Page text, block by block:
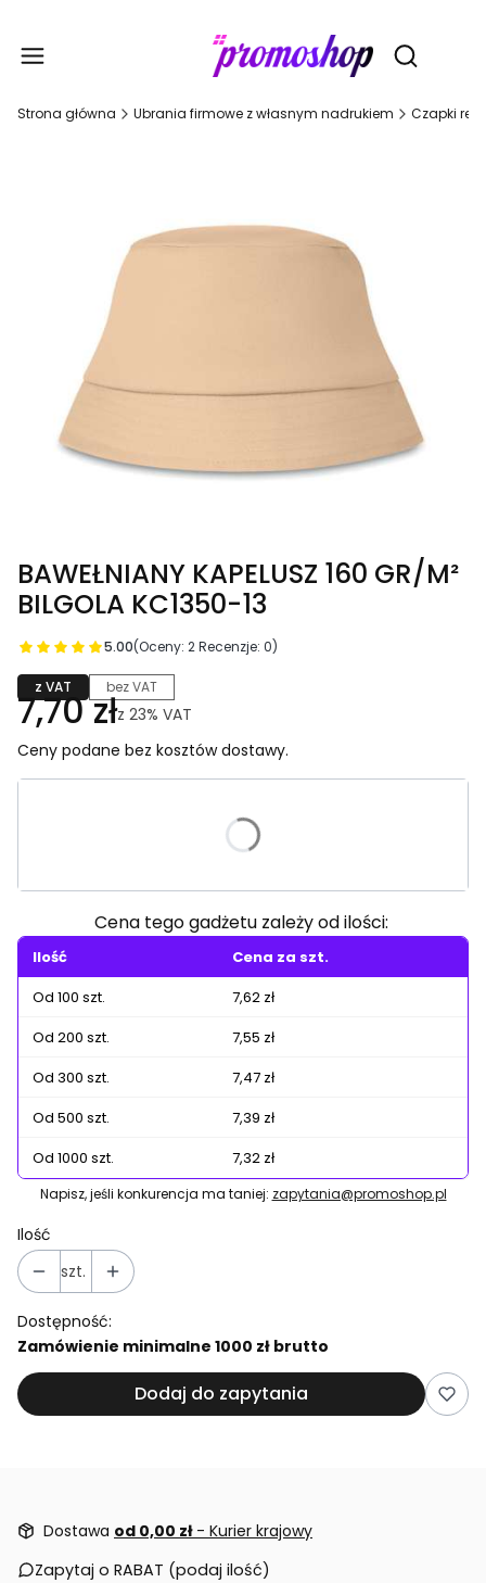
Otwórz
Strona główna Ubrania firmowe z własnym nadrukiem Czapki
BAWEŁNIANY KAPELUSZ 160 GR/M²
BILGOLA KC1350-13
5.00(Oceny: 2 Recenzje: 0)
z VAT bez VAT
7,70 złz 23% VAT
Ceny podane bez kosztów dostawy.
Poszczególne warianty mogą różnić się ceną
Cena tego gadżetu zależy od ilości:
Ilość
Cena za szt.
Od 100 szt.
7,62 zł
Od 200 szt.
7,55 zł
Od 300 szt.
7,47 zł
Od 500 szt.
7,39 zł
Od 1000 szt.
7,32 zł
Napisz, jeśli konkurencja ma taniej: zapytania@promoshop.pl
Ilość
szt.
Dostępność:
Zamówienie minimalne 1000 zł brutto
Dodaj do zapytania
Dostawa od 0,00 zł - Kurier krajowy
Zapytaj o RABAT (podaj ilość)